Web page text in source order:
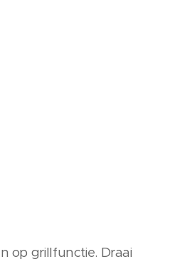
op grillfunctie. Draai